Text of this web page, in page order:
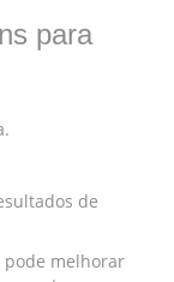
para
de
pode melhorar